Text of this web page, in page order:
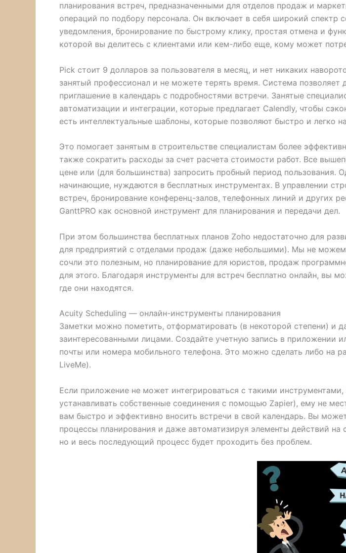
планирования встреч, предназначенными для отделов продаж и
операций по подбору персонала. Он включает в себя широкий
уведомления, бронирование по быстрому клику, простая отмена и
которой вы делитесь с клиентами или кем-либо еще, кому может
Pick стоит 9 долларов за пользователя в месяц, и нет никаких
занятый профессионал и не можете терять время. Система позволяет
приглашение в календарь с подробностями встречи. Занятые
автоматизации и интеграции, которые предлагает Calendly, чтобы
есть интеллектуальные шаблоны, которые позволяют быстро и легко
Это помогает занятым в строительстве специалистам более
также сократить расходы за счет расчета стоимости работ. Все
цене или (для большинства) запросить пробный период пользования.
начинающие, нуждаются в бесплатных инструментах. В управлении
встреч, бронирование конференц-залов, телефонных линий и других
GanttPRO как основной инструмент для планирования и передачи дел.
При этом большинства бесплатных планов Zoho недостаточно для
для предприятий с отделами продаж (даже небольшими). Мы не
сочли это полезным, но планирование для юристов, продаж
для этого. Благодаря инструменты для встреч бесплатно онлайн, вы
где они находятся.
Acuity Scheduling — онлайн-инструменты планирования
Заметки можно пометить, отформатировать (в некоторой степени) и
заинтересованными лицами. Создайте учетную запись в приложении
почты или номера мобильного телефона. Это можно сделать либо на
LiveMe).
Если приложение не может интегрироваться с такими
устанавливать собственные соединения с помощью Zapier), ему не
вам быстро и эффективно вносить встречи в свой календарь. Вы
процессы планирования и даже автоматизируя элементы действий на
но и весь последующий процесс будет проходить без проблем.